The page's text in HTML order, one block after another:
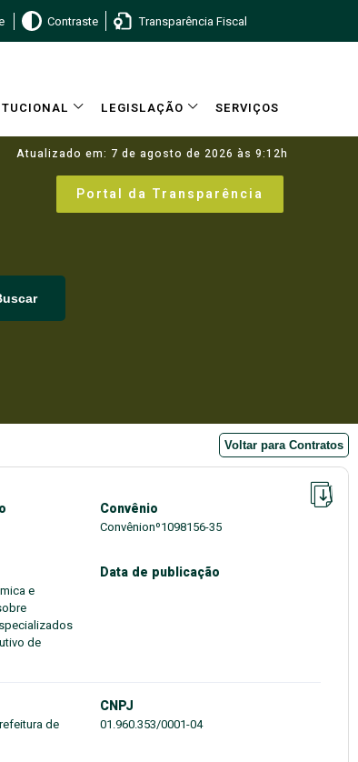
Contraste Transparência Fiscal
LEGISLAÇÃO SERVIÇOS
Atualizado em: 7 de agosto de 2026 às 9:12h
Portal da Transparência
Voltar para Contratos
Convênio
Convênionº1098156-35
e
de
Data de publicação
de
CNPJ
01.960.353/0001-04